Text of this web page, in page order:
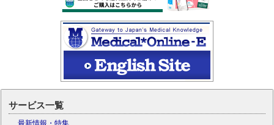
サービス一覧
最新情報・特集